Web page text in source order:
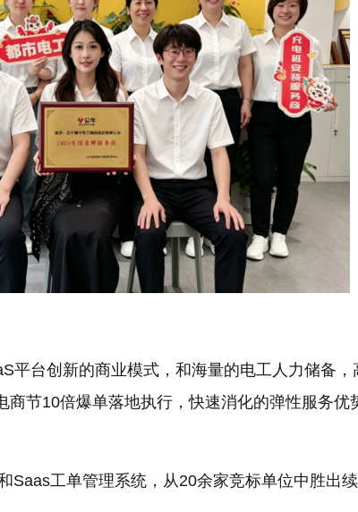
平台创新的商业模式，和海量的电工人力储备，
商节10倍爆单落地执行，快速消化的弹性服务优
Saas工单管理系统，从20余家竞标单位中胜出